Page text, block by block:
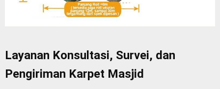
Layanan Konsultasi, Survei, dan
Pengiriman Karpet Masjid